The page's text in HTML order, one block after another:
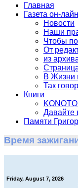
Главная
Газета он-лайн
Новости
Наши
Чтобы
От
из
В Жизни
Так
Книги
Давайте
Памяти
Время
Friday, August 7, 2026